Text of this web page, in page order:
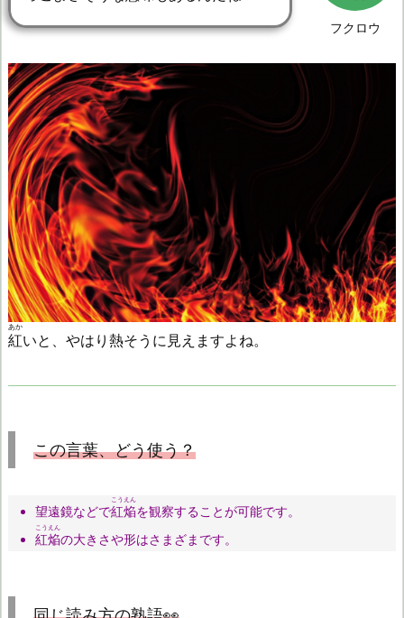
フクロウ
紅
あか
いと、やはり熱そうに見えますよね。
この言葉、どう使う？
望遠鏡などで紅焔
こうえん
を観察することが可能です。
紅焔
こうえん
の大きさや形はさまざまです。